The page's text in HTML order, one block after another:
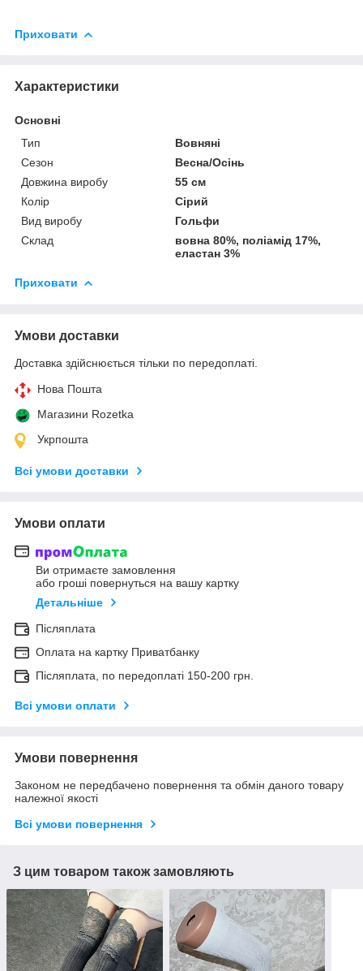
Приховати
Характеристики
Основні
Тип
Вовняні
Сезон
Весна/Осінь
Довжина виробу
55 см
Колір
Сірий
Вид виробу
Гольфи
Склад
вовна 80%, поліамід 17%,
еластан 3%
Приховати
Умови доставки
Доставка здійснюється тільки по передоплаті.
Нова Пошта
Магазини Rozetka
Укрпошта
Всі умови доставки
Умови оплати
Ви отримаєте замовлення
або гроші повернуться на вашу картку
Детальніше
Післяплата
Оплата на картку Приватбанку
Післяплата, по передоплаті 150-200 грн.
Всі умови оплати
Умови повернення
Законом не передбачено повернення та обмін даного товару
належної якості
Всі умови повернення
З цим товаром також замовляють